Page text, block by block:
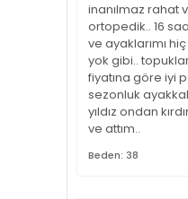
inanılmaz rahat
ortopedik.. 16
ve ayaklarımı
yok gibi..
fiyatına göre iyi
sezonluk
yıldız ondan
ve attım..
Beden: 38